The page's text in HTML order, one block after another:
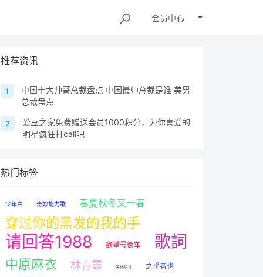
会员中心
推荐资讯
1
中国十大帅哥总裁盘点 中国最帅总裁是谁 美男
总裁盘点
2
爱豆之家免费赠送会员1000积分，为你喜爱的
明星疯狂打call吧
热门标签
少年白 奇妙能力歌 春夏秋冬又一春
穿过你的黑发的我的手
请回答1988 欲望号街车 歌詞
中原麻衣 林青霞 天地男儿 之乎者也